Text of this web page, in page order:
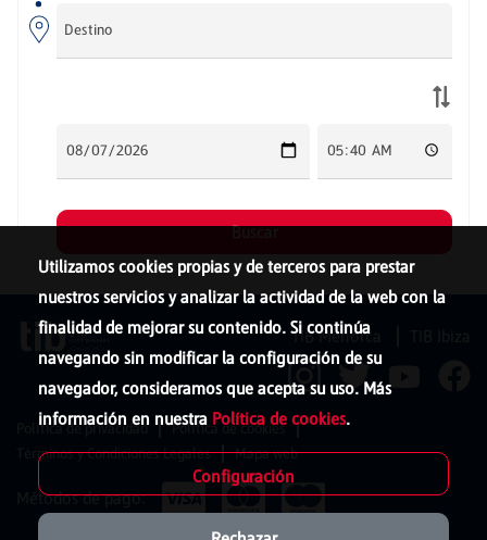
Utilizamos cookies propias y de terceros para prestar
nuestros servicios y analizar la actividad de la web con la
finalidad de mejorar su contenido. Si continúa
navegando sin modificar la configuración de su
navegador, consideramos que acepta su uso. Más
información en nuestra Política de cookies.
Configuración
TIB Menorca
Política de privacidad
Política de cookies
Términos y Condiciones Legales
Mapa web
Métodos de pago: